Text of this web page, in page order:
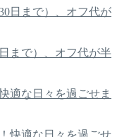
まで）、オフ代が半
適な日々を過ごせま